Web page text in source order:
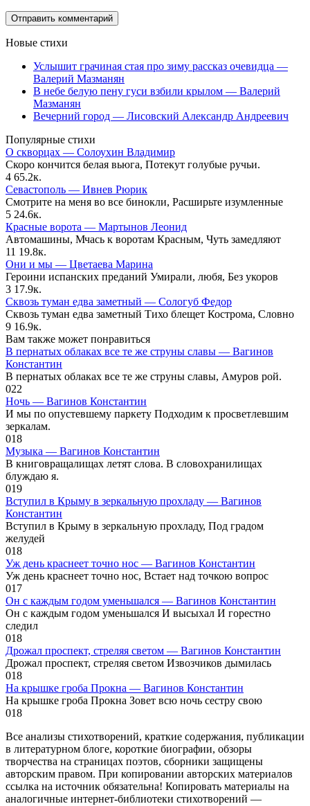
Новые стихи
Услышит грачиная стая про зиму рассказ очевидца —
Валерий Мазманян
В небе белую пену гуси взбили крылом — Валерий
Мазманян
Вечерний город — Лисовский Александр Андреевич
Популярные стихи
О скворцах — Солоухин Владимир
Скоро кончится белая вьюга, Потекут голубые ручьи.
4 65.2к.
Севастополь — Ивнев Рюрик
Смотрите на меня во все бинокли, Расширьте изумленные
5 24.6к.
Красные ворота — Мартынов Леонид
Автомашины, Мчась к воротам Красным, Чуть замедляют
11 19.8к.
Они и мы — Цветаева Марина
Героини испанских преданий Умирали, любя, Без укоров
3 17.9к.
Сквозь туман едва заметный — Сологуб Федор
Сквозь туман едва заметный Тихо блещет Кострома, Словно
9 16.9к.
Вам также может понравиться
В пернатых облаках все те же струны славы — Вагинов
Константин
В пернатых облаках все те же струны славы, Амуров рой.
022
Ночь — Вагинов Константин
И мы по опустевшему паркету Подходим к просветлевшим
зеркалам.
018
Музыка — Вагинов Константин
В книговращалищах летят слова. В словохранилищах
блуждаю я.
019
Вступил в Крыму в зеркальную прохладу — Вагинов
Константин
Вступил в Крыму в зеркальную прохладу, Под градом
желудей
018
Уж день краснеет точно нос — Вагинов Константин
Уж день краснеет точно нос, Встает над точкою вопрос
017
Он с каждым годом уменьшался — Вагинов Константин
Он с каждым годом уменьшался И высыхал И горестно
следил
018
Дрожал проспект, стреляя светом — Вагинов Константин
Дрожал проспект, стреляя светом Извозчиков дымилась
018
На крышке гроба Прокна — Вагинов Константин
На крышке гроба Прокна Зовет всю ночь сестру свою
018
Все анализы стихотворений, краткие содержания, публикации
в литературном блоге, короткие биографии, обзоры
творчества на страницах поэтов, сборники защищены
авторским правом. При копировании авторских материалов
ссылка на источник обязательна! Копировать материалы на
аналогичные интернет-библиотеки стихотворений —